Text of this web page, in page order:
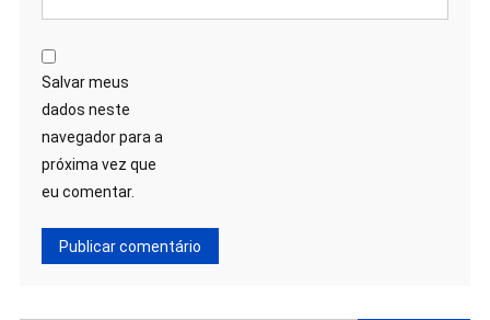
Salvar meus
dados neste
navegador para a
próxima vez que
eu comentar.